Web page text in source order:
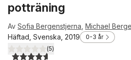
potträning
Av Sofia Bergenstjerna Michael
Häftad, Svenska, 2019
0-3 år
4,6utav 5 stjärnor. Totalt antal röster:
(5)